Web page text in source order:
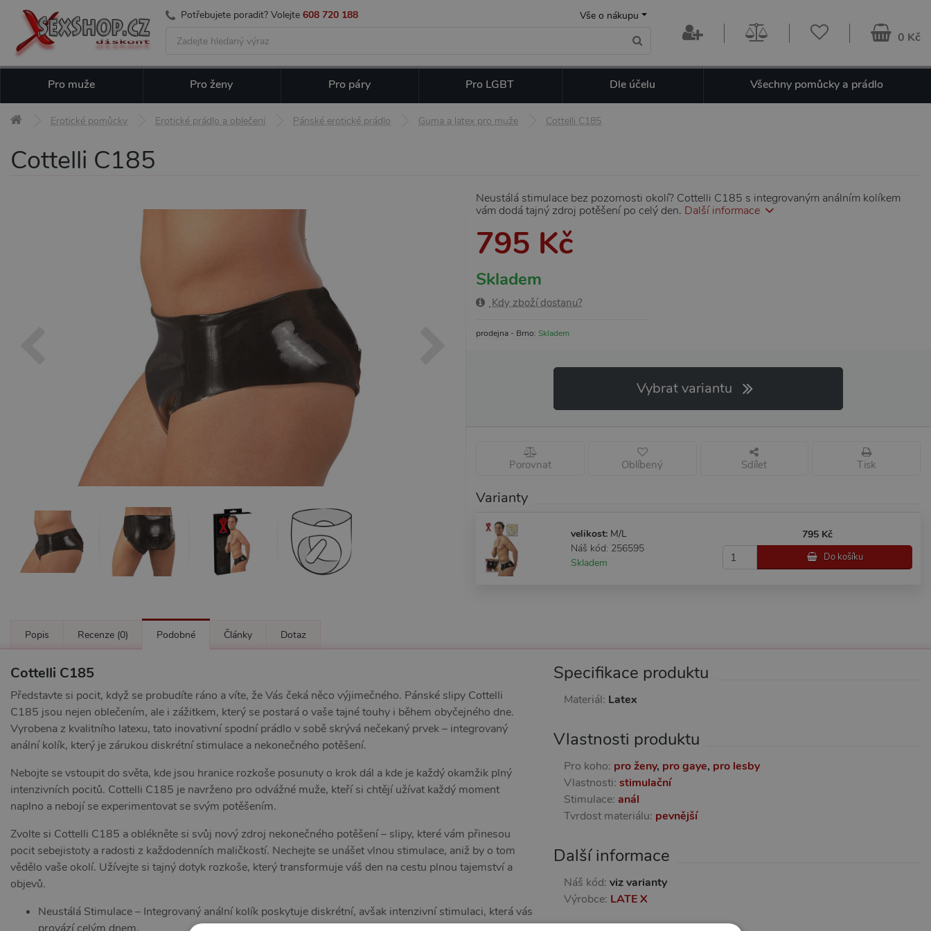
Potřebujete poradit? Volejte 608 720 188 Vše o nákupu
0 Kč
Pro muže Pro ženy Pro páry Pro LGBT Dle účelu Všechny pomůcky a prádlo
Erotické pomůcky Erotické prádlo a oblečení Pánské erotické prádlo Guma a latex pro muže Cottelli C185
Cottelli C185
Neustálá stimulace bez pozornosti okolí? Cottelli C185 s integrovaným análním kolíkem
vám dodá tajný zdroj potěšení po celý den. Další informace
795 Kč
Skladem
Kdy zboží dostanu?
prodejna - Brno: Skladem
Vybrat variantu
Porovnat Oblíbený Sdílet Tisk
Varianty
velikost: M/L
Náš kód: 256595
Skladem
795 Kč
Do košíku
Popis Recenze (0) Podobné Články Dotaz
Cottelli C185
Představte si pocit, když se probudíte ráno a víte, že Vás čeká něco výjimečného. Pánské slipy Cottelli
C185 jsou nejen oblečením, ale i zážitkem, který se postará o vaše tajné touhy i během obyčejného dne.
Vyrobena z kvalitního latexu, tato inovativní spodní prádlo v sobě skrývá nečekaný prvek – integrovaný
anální kolík, který je zárukou diskrétní stimulace a nekonečného potěšení.
Nebojte se vstoupit do světa, kde jsou hranice rozkoše posunuty o krok dál a kde je každý okamžik plný
intenzivních pocitů. Cottelli C185 je navrženo pro odvážné muže, kteří si chtějí užívat každý moment
naplno a nebojí se experimentovat se svým potěšením.
Zvolte si Cottelli C185 a oblékněte si svůj nový zdroj nekonečného potěšení – slipy, které vám přinesou
pocit sebejistoty a radosti z každodenních maličkostí. Nechejte se unášet vlnou stimulace, aniž by o tom
vědělo vaše okolí. Užívejte si tajný dotyk rozkoše, který transformuje váš den na cestu plnou tajemství a
objevů.
Neustálá Stimulace – Integrovaný anální kolík poskytuje diskrétní, avšak intenzivní stimulaci, která vás
Specifikace produktu
Materiál: Latex
Vlastnosti produktu
Pro koho: pro ženy, pro gaye, pro lesby
Vlastnosti: stimulační
Stimulace: anál
Tvrdost materiálu: pevnější
Další informace
Náš kód: viz varianty
Výrobce: LATE X